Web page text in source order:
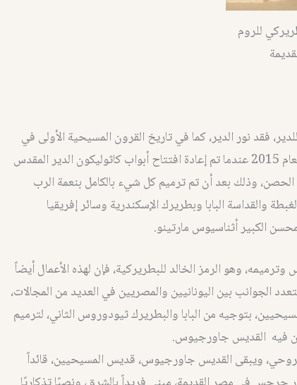
للروم
فقد نور الدير، كما في تاريخ القرون المسيحية الأولى في
القاهرة القديمة، مرة أخرى في العام 2015 عندما تم إعادة افتتاح أبواب كاثوليكون الدير المقدس
وذلك بعد أن تم ترميم كل شيء بالكامل بنعمة الرب
والقداسة البابا وبطريرك الإسكندرية وسائر إفريقيا
الكبير أثناسيوس مارتينو.
وترميمه، وهو الرمز الخالد للبطريركية، فإن لهذه الأعمال أيضاً
الجوانب بين اليونانيين والمصريين في العديد من المجالات،
بتوجيه من البابا والبطريرك ثيودوروس الثاني، لترميم
فيه القديس جاورجيوس.
ويبقى القديس جاورجيوس، قديس المسيحيين، قائداً